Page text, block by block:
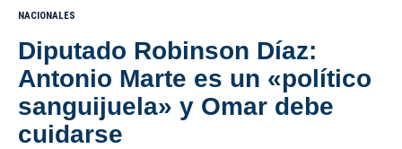
NACIONALES
Diputado Robinson Díaz:
Antonio Marte es un «político
sanguijuela» y Omar debe
cuidarse